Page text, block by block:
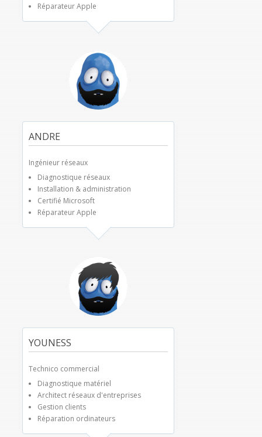
Réparateur Apple
ANDRE
Ingénieur réseaux
Diagnostique réseaux
Installation & administration
Certifié Microsoft
Réparateur Apple
YOUNESS
Technico commercial
Diagnostique matériel
Architect réseaux d'entreprises
Gestion clients
Réparation ordinateurs